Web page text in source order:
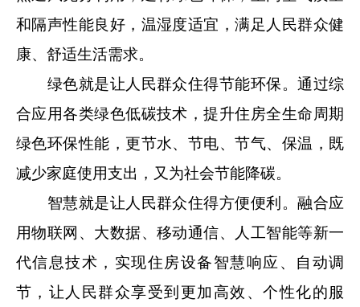
和隔声性能良好，温湿度适宜，满足人民群众健
康、舒适生活需求。
绿色就是让人民群众住得节能环保。通过综
合应用各类绿色低碳技术，提升住房全生命周期
绿色环保性能，更节水、节电、节气、保温，既
减少家庭使用支出，又为社会节能降碳。
智慧就是让人民群众住得方便便利。融合应
用物联网、大数据、移动通信、人工智能等新一
代信息技术，实现住房设备智慧响应、自动调
节，让人民群众享受到更加高效、个性化的服